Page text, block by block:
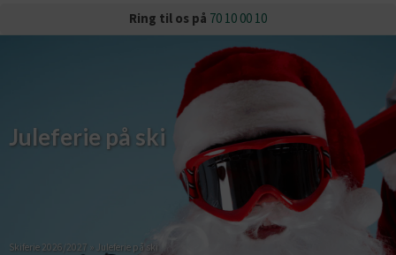
Ring til os på 70 10 00 10
Juleferie på ski
Skiferie 2026/2027 » Juleferie på ski